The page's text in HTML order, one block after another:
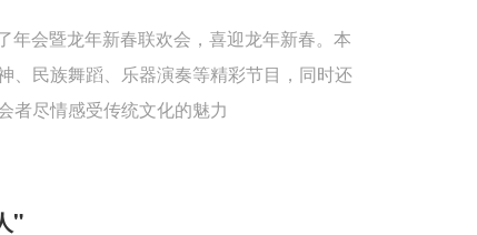
会暨龙年新春联欢会，喜迎龙年新春。本
、民族舞蹈、乐器演奏等精彩节目，同时还
者尽情感受传统文化的魅力
"